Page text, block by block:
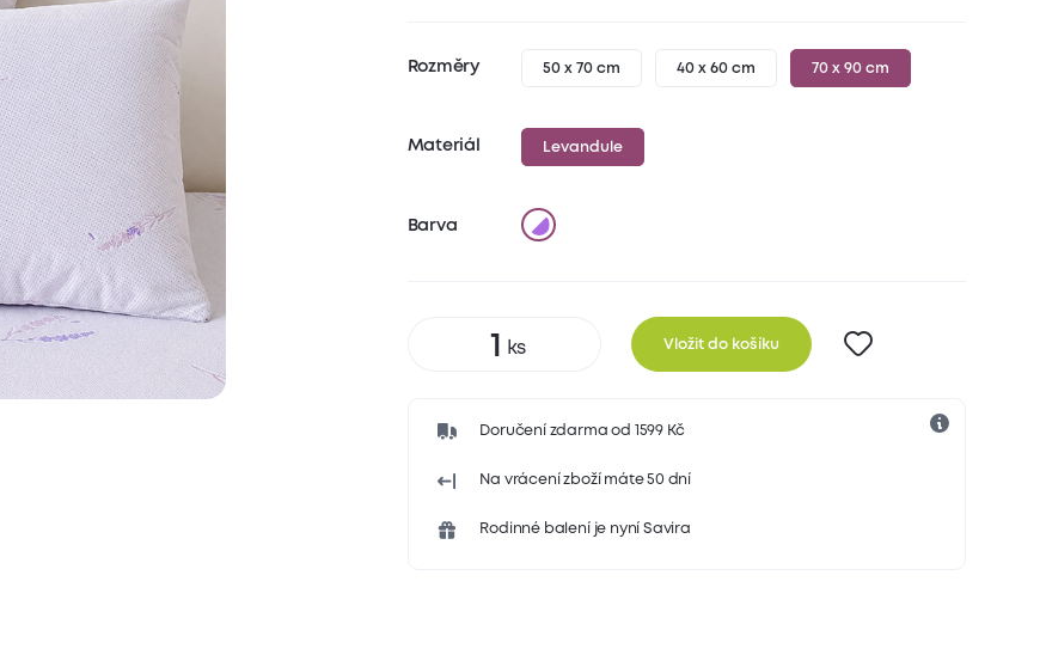
Rozměry 50 x 70 cm 40 x 60 cm 70 x 90 cm
Materiál Levandule
Barva
Vložit do košíku
Doručení zdarma od 1599 Kč
Na vrácení zboží máte 50 dní
Rodinné balení je nyní Savira